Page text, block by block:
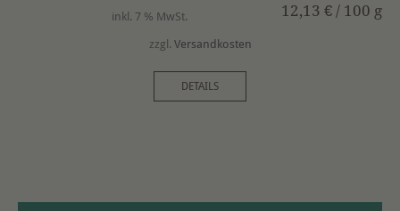
12,13 € / 100 g
inkl. 7 % MwSt.
zzgl. Versandkosten
DETAILS